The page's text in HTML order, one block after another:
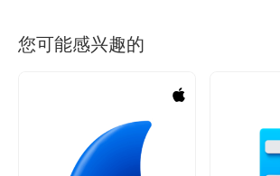
您可能感兴趣的